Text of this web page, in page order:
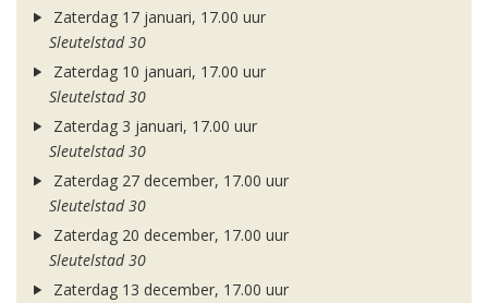
Zaterdag 17 januari, 17.00 uur
Sleutelstad 30
Zaterdag 10 januari, 17.00 uur
Sleutelstad 30
Zaterdag 3 januari, 17.00 uur
Sleutelstad 30
Zaterdag 27 december, 17.00 uur
Sleutelstad 30
Zaterdag 20 december, 17.00 uur
Sleutelstad 30
Zaterdag 13 december, 17.00 uur